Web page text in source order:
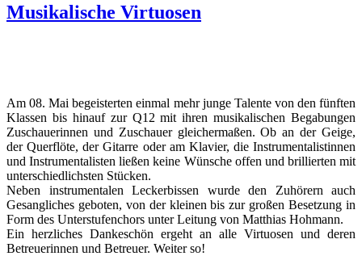
Musikalische Virtuosen
Textkörper
Am 08. Mai begeisterten einmal mehr junge Talente von den fünften
Klassen bis hinauf zur Q12 mit ihren musikalischen Begabungen
Zuschauerinnen und Zuschauer gleichermaßen. Ob an der Geige,
der Querflöte, der Gitarre oder am Klavier, die Instrumentalistinnen
und Instrumentalisten ließen keine Wünsche offen und brillierten mit
unterschiedlichsten Stücken.
Neben instrumentalen Leckerbissen wurde den Zuhörern auch
Gesangliches geboten, von der kleinen bis zur großen Besetzung in
Form des Unterstufenchors unter Leitung von Matthias Hohmann.
Ein herzliches Dankeschön ergeht an alle Virtuosen und deren
Betreuerinnen und Betreuer. Weiter so!